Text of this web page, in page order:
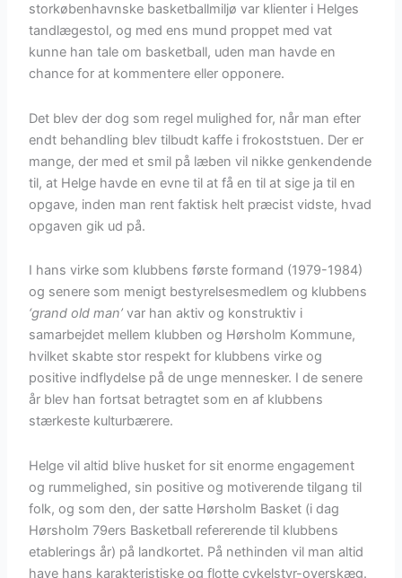
storkøbenhavnske basketballmiljø var klienter i Helges
tandlægestol, og med ens mund proppet med vat
kunne han tale om basketball, uden man havde en
chance for at kommentere eller opponere.
Det blev der dog som regel mulighed for, når man efter
endt behandling blev tilbudt kaffe i frokoststuen. Der er
mange, der med et smil på læben vil nikke genkendende
til, at Helge havde en evne til at få en til at sige ja til en
opgave, inden man rent faktisk helt præcist vidste, hvad
opgaven gik ud på.
I hans virke som klubbens første formand (1979-1984)
og senere som menigt bestyrelsesmedlem og klubbens
‘grand old man’ var han aktiv og konstruktiv i
samarbejdet mellem klubben og Hørsholm Kommune,
hvilket skabte stor respekt for klubbens virke og
positive indflydelse på de unge mennesker. I de senere
år blev han fortsat betragtet som en af klubbens
stærkeste kulturbærere.
Helge vil altid blive husket for sit enorme engagement
og rummelighed, sin positive og motiverende tilgang til
folk, og som den, der satte Hørsholm Basket (i dag
Hørsholm 79ers Basketball refererende til klubbens
etablerings år) på landkortet. På nethinden vil man altid
have hans karakteristiske og flotte cykelstyr-overskæg.